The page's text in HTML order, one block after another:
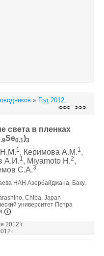
» Год 2012,
<<< >>>
света в пленках
Se0.1)3
Н.М.1, Керимова А.М.1,
А.И.1, Miyamoto H.2,
С.А.3
НАН Азербайджана, Баку,
Chiba, Japan
университет Петра
2012 г.
г.